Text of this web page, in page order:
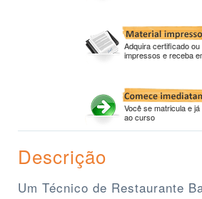
Adquira certificado ou
impressos e receba
Você se matricula e
ao curso
Descrição
Um Técnico de Restaurante